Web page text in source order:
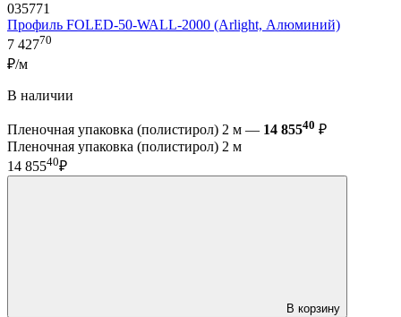
035771
Профиль FOLED-50-WALL-2000 (Arlight, Алюминий)
7 42770
₽/м
В наличии
Пленочная упаковка (полистирол) 2 м — 14 85540 ₽
Пленочная упаковка (полистирол) 2 м
14 85540₽
В корзину